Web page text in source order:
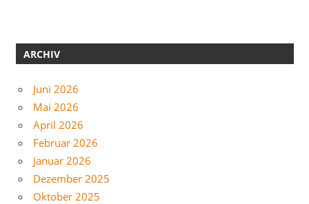
ARCHIV
Juni 2026
Mai 2026
April 2026
Februar 2026
Januar 2026
Dezember 2025
Oktober 2025